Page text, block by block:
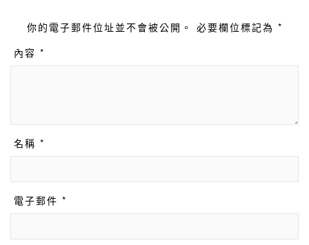
你的電子郵件位址並不會被公開。 必要欄位標記為 *
內容 *
名稱 *
電子郵件 *